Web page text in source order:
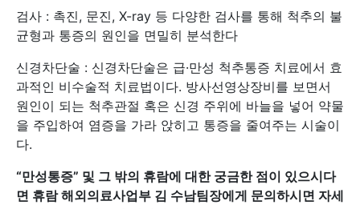
검사 : 촉진, 문진, X-ray 등 다양한 검사를 통해 척추의 불
균형과 통증의 원인을 면밀히 분석한다
신경차단술 : 신경차단술은 급·만성 척추통증 치료에서 효
과적인 비수술적 치료법이다. 방사선영상장비를 보면서
원인이 되는 척추관절 혹은 신경 주위에 바늘을 넣어 약물
을 주입하여 염증을 가라 앉히고 통증을 줄여주는 시술이
다.
“만성통증” 및 그 밖의 휴람에 대한 궁금한 점이 있으시다
면 휴람 해외의료사업부 김 수남팀장에게 문의하시면 자세